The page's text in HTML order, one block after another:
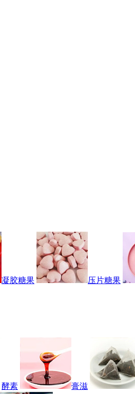
凝胶糖果 压片糖果
酵素 膏滋